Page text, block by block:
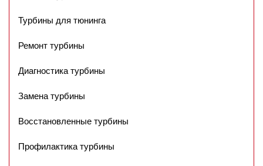
Турбины для тюнинга
Ремонт турбины
Диагностика турбины
Замена турбины
Восстановленные турбины
Профилактика турбины